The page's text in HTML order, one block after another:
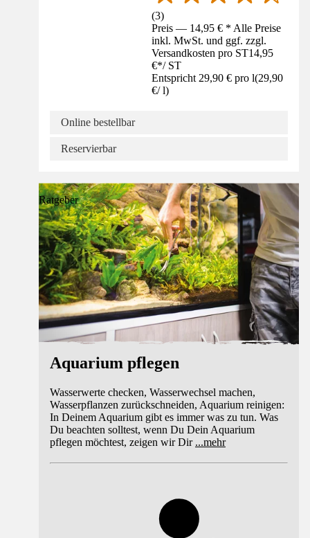
(3)
Preis — 14,95 € * Alle Preise
inkl. MwSt. und ggf. zzgl.
Versandkosten pro ST14,95
€*/ ST
Entspricht 29,90 € pro l(29,90
€/ l)
Online bestellbar
Reservierbar
Ratgeber
Aquarium pflegen
Wasserwerte checken, Wasserwechsel machen,
Wasserpflanzen zurückschneiden, Aquarium reinigen:
In Deinem Aquarium gibt es immer was zu tun. Was
Du beachten solltest, wenn Du Dein Aquarium
pflegen möchtest, zeigen wir Dir ...mehr